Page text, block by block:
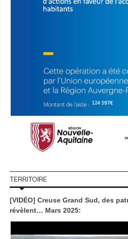
TERRITOIRE
[VIDÉO] Creuse Grand Sud, des
révèlent… Mars 2025: